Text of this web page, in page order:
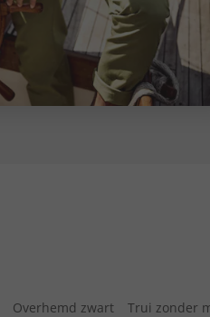
Overhemd zwart Trui zonder